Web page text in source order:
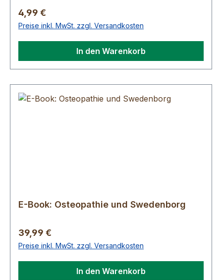
Regulärer Preis:
4,99 €
Preise inkl. MwSt. zzgl. Versandkosten
In den Warenkorb
E-Book: Osteopathie und Swedenborg
Regulärer Preis:
39,99 €
Preise inkl. MwSt. zzgl. Versandkosten
In den Warenkorb